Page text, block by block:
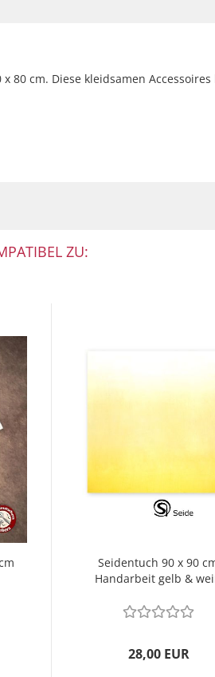
cm. Diese kleidsamen
ZU:
Seidentuch 90 x 90
Handarbeit gelb &
28,00 EUR